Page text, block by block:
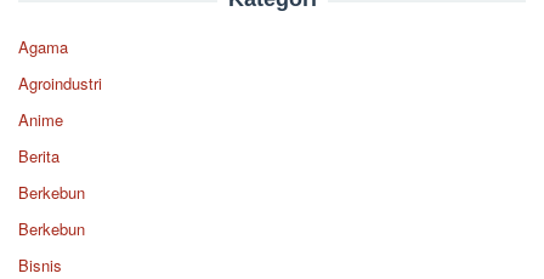
Agama
Agroindustri
Anime
Berita
Berkebun
Berkebun
Bisnis